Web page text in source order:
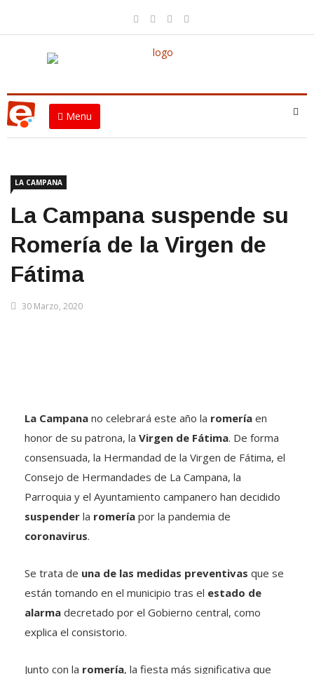
Menu
LA CAMPANA
La Campana suspende su
Romería de la Virgen de
Fátima
30 Marzo, 2020
La Campana no celebrará este año la romería en
honor de su patrona, la Virgen de Fátima. De forma
consensuada, la Hermandad de la Virgen de Fátima, el
Consejo de Hermandades de La Campana, la
Parroquia y el Ayuntamiento campanero han decidido
suspender la romería por la pandemia de
coronavirus.
Se trata de una de las medidas preventivas que se
están tomando en el municipio tras el estado de
alarma decretado por el Gobierno central, como
explica el consistorio.
Junto con la romería, la fiesta más significativa que